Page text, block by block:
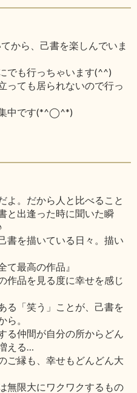
から、己書を楽しんでいま
でも行っちゃいます(^^)
っても居られないので行っ
中です(*^◯^*)
よ。だから人と比べること
と出逢った時に聞いた瞬
書を描いている日々。描い
て最高の作品』
作品を見る度に幸せを感じ
る「笑う」ことが、己書を
ら。
る仲間が自分の所からどん
える…
ご縁も、幸せもどんどん大
無限大にワクワクするもの